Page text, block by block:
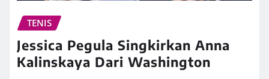
TENIS
Jessica Pegula Singkirkan Anna
Kalinskaya Dari Washington